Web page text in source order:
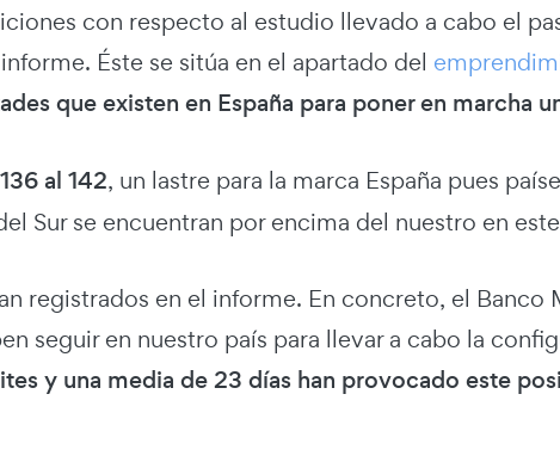
con respecto al estudio llevado a cabo el
Éste se sitúa en el apartado del
que existen en España para poner en marcha
al 142, un lastre para la marca España pues
Sur se encuentran por encima del nuestro en
registrados en el informe. En concreto, el Banco
seguir en nuestro país para llevar a cabo la
y una media de 23 días han provocado este